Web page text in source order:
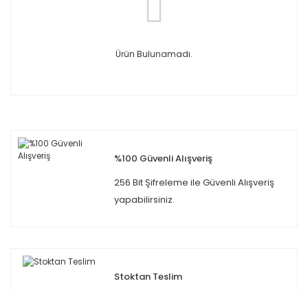
Ürün Bulunamadı.
%100 Güvenli Alışveriş
256 Bit Şifreleme ile Güvenli Alışveriş
yapabilirsiniz.
Stoktan Teslim